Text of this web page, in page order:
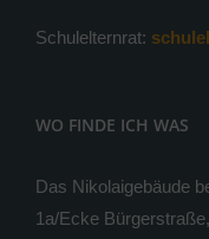
Schulelternrat:
WO FINDE ICH WAS
Das Nikolaigebäude
1a/Ecke